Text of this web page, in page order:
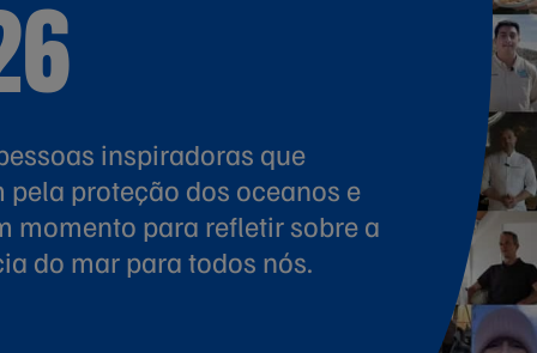
inspiradoras que
proteção dos oceanos e
momento para refletir sobre a
do mar para todos nós.